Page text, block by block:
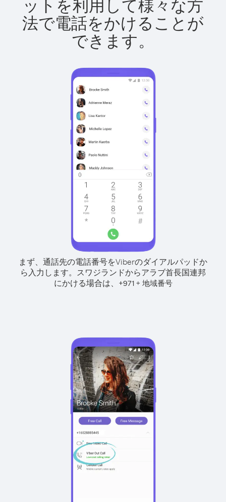
ットを利用して様々な方
法で電話をかけることが
できます。
まず、通話先の電話番号をViberのダイアルパッドか
ら入力します。 スワジランドからアラブ首長国連邦
にかける場合は、
+971+ 地域番号